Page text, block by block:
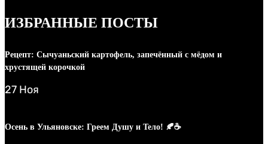
ИЗБРАННЫЕ ПОСТЫ
Рецепт: Сычуаньский картофель, запечённый с мёдом и
хрустящей корочкой
27 Ноя
Осень в Ульяновске: Греем Душу и Тело! 🍂☕